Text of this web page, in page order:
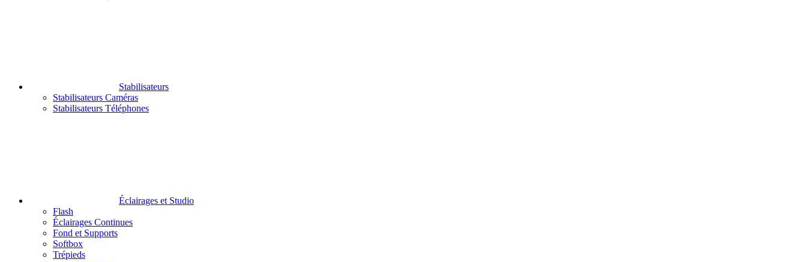
Stabilisateurs
Stabilisateurs Caméras
Stabilisateurs Téléphones
Éclairages et Studio
Flash
Éclairages Continues
Fond et Supports
Softbox
Trépieds